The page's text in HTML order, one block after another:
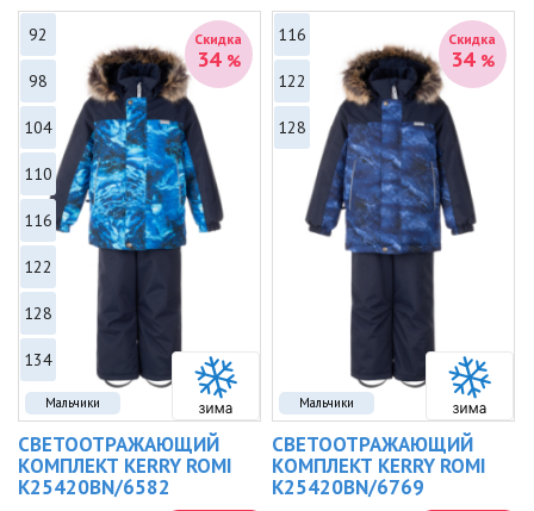
Мальчики
Скидка
34 %
92
98
104
110
116
122
128
134
СВЕТООТРАЖАЮЩИЙ
КОМПЛЕКТ KERRY ROMI
K25420BN/6582
Мальчики
Скидка
34 %
116
122
128
СВЕТООТРАЖАЮЩИЙ
КОМПЛЕКТ KERRY ROMI
K25420BN/6769